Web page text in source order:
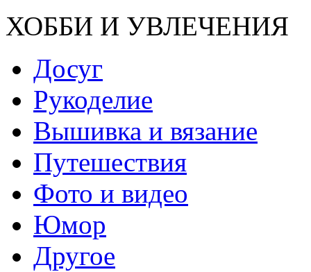
ХОББИ И УВЛЕЧЕНИЯ
Досуг
Рукоделие
Вышивка и вязание
Путешествия
Фото и видео
Юмор
Другое